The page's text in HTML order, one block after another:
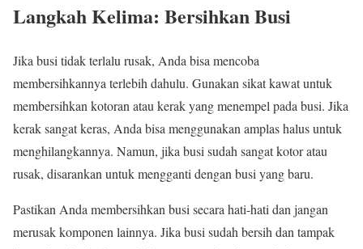
Langkah Kelima: Bersihkan Busi
Jika busi tidak terlalu rusak, Anda bisa mencoba
membersihkannya terlebih dahulu. Gunakan sikat kawat untuk
membersihkan kotoran atau kerak yang menempel pada busi. Jika
kerak sangat keras, Anda bisa menggunakan amplas halus untuk
menghilangkannya. Namun, jika busi sudah sangat kotor atau
rusak, disarankan untuk mengganti dengan busi yang baru.
Pastikan Anda membersihkan busi secara hati-hati dan jangan
merusak komponen lainnya. Jika busi sudah bersih dan tampak